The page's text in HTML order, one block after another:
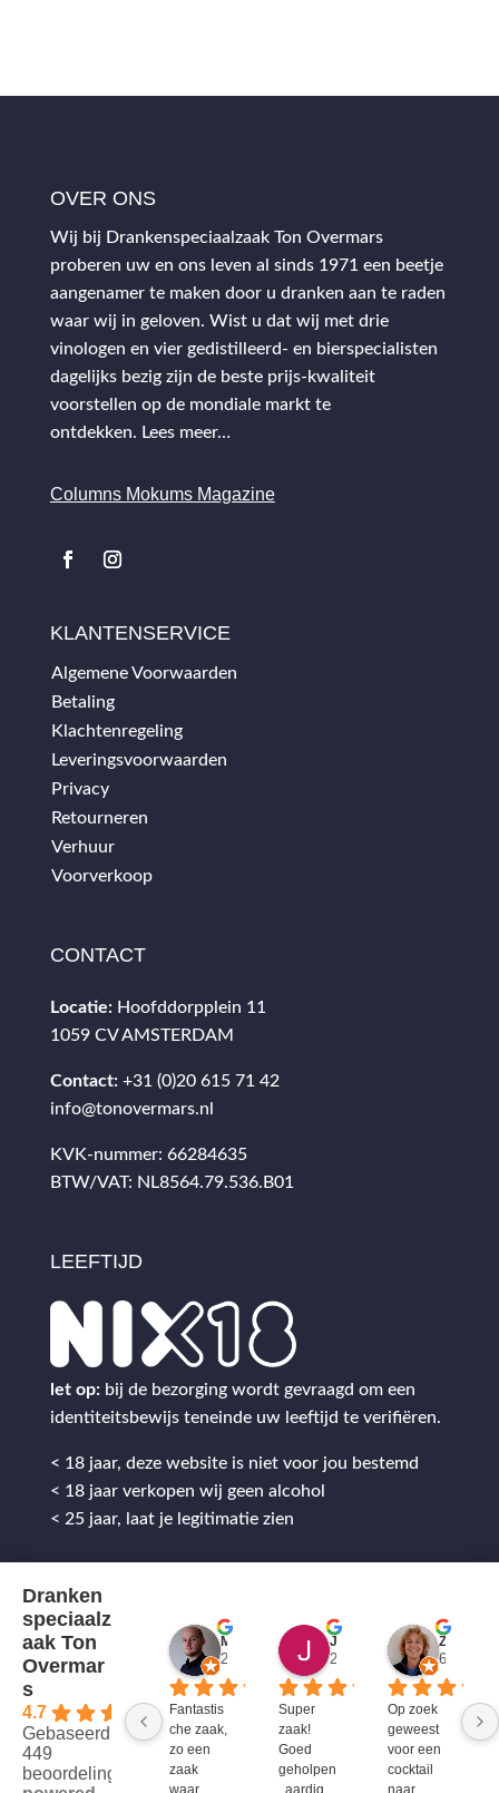
OVER ONS
Wij bij Drankenspeciaalzaak Ton Overmars
proberen uw en ons leven al sinds 1971 een beetje
aangenamer te maken door u dranken aan te raden
waar wij in geloven. Wist u dat wij met drie
vinologen en vier gedistilleerd- en bierspecialisten
dagelijks bezig zijn de beste prijs-kwaliteit
voorstellen op de mondiale markt te
ontdekken. Lees meer…
Columns Mokums Magazine
KLANTENSERVICE
Algemene Voorwaarden
Betaling
Klachtenregeling
Leveringsvoorwaarden
Privacy
Retourneren
Verhuur
Voorverkoop
CONTACT
Locatie: Hoofddorpplein 11
1059 CV AMSTERDAM
Contact: +31 (0)20 615 71 42
info@tonovermars.nl
KVK-nummer: 66284635
BTW/VAT: NL8564.79.536.B01
LEEFTIJD
let op: bij de bezorging wordt gevraagd om een
identiteitsbewijs teneinde uw leeftijd te verifiëren.
< 18 jaar, deze website is niet voor jou bestemd
< 18 jaar verkopen wij geen alcohol
< 25 jaar, laat je legitimatie zien
Dranken
speciaalz
aak Ton
Overmar
s
4.7
Gebaseerd op
449
beoordelingen
2 jaar geleden
Fantastis
che zaak,
zo een
zaak
waar
2 jaar geleden
Super
zaak!
Goed
geholpen
, aardig
6 jaar
Op zoek
geweest
voor een
cocktail
naar